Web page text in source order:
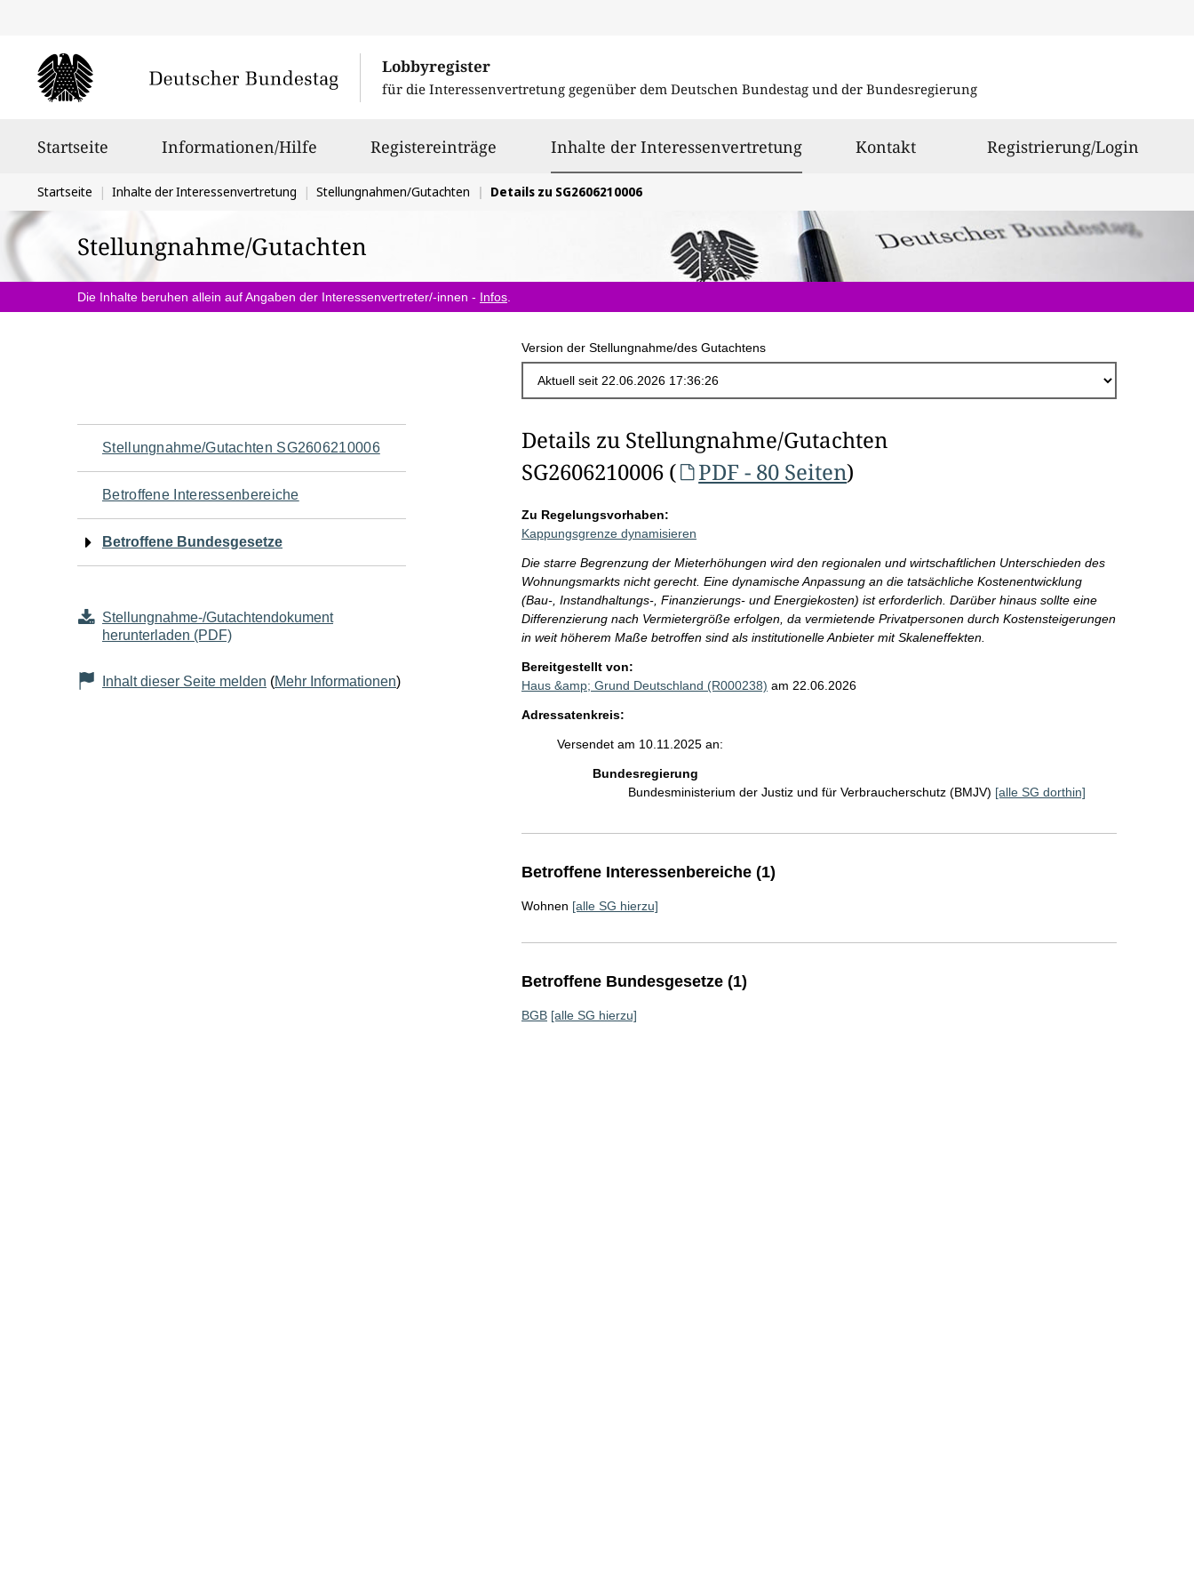
Lobbyregister
für die Interessenvertretung gegenüber dem Deutschen Bundestag und der Bundesregierung
Startseite Informationen/Hilfe Registereinträge Inhalte der Interessenvertretungausgewählt
Kontakt Registrierung/Login
Sie
befinden
sich
hier:
Startseite Inhalte der Interessenvertretung Stellungnahmen/Gutachten Details zu SG2606210006
Stellungnahme/Gutachten
Die Inhalte beruhen allein auf Angaben der Interessenvertreter/-innen - Infos
Version der Stellungnahme/des Gutachtens
Navigation
für
den
Seiteninhalt
Stellungnahme/Gutachten SG2606210006
Betroffene Interessenbereiche
Betroffene Bundesgesetze
Stellungnahme-/Gutachtendokument
herunterladen (PDF)
Inhalt dieser Seite melden (Mehr Informationen)
Details zu Stellungnahme/Gutachten
SG2606210006 (
PDF - 80 Seiten)
Zu Regelungsvorhaben:
Kappungsgrenze dynamisieren
Die starre Begrenzung der Mieterhöhungen wird den regionalen und wirtschaftlichen Unterschieden des
Wohnungsmarkts nicht gerecht. Eine dynamische Anpassung an die tatsächliche Kostenentwicklung
(Bau-, Instandhaltungs-, Finanzierungs- und Energiekosten) ist erforderlich. Darüber hinaus sollte eine
Differenzierung nach Vermietergröße erfolgen, da vermietende Privatpersonen durch Kostensteigerungen
in weit höherem Maße betroffen sind als institutionelle Anbieter mit Skaleneffekten.
Bereitgestellt von:
Haus &amp; Grund Deutschland (R000238) am 22.06.2026
Adressatenkreis:
Versendet am 10.11.2025 an:
Bundesregierung
Bundesministerium der Justiz und für Verbraucherschutz (BMJV) [alle SG dorthin]
Betroffene Interessenbereiche (1)
Wohnen [alle SG hierzu]
Betroffene Bundesgesetze (1)
BGB [alle SG hierzu]